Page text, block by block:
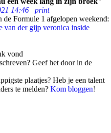
14:46
print
Formule 1 afgelopen weekend:
van der gijp veronica inside
vond
Geef het door in de
plaatjes? Heb je een talent
te melden? Kom bloggen!